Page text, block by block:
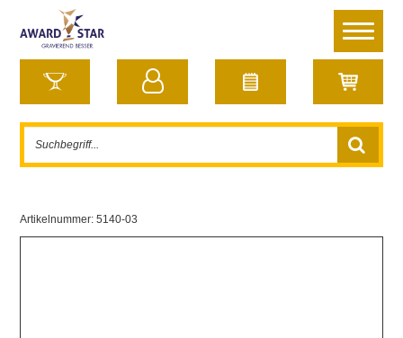
Artikelnummer: 5140-03